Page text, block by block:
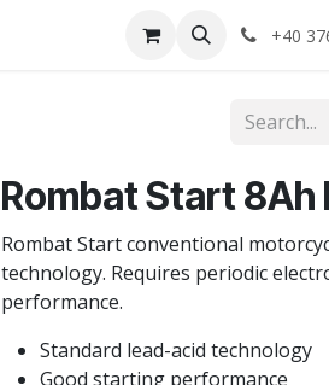
+40
Rombat Start 8Ah
Rombat Start conventional
technology. Requires periodic
performance.
Standard lead-acid technology
Good starting performance